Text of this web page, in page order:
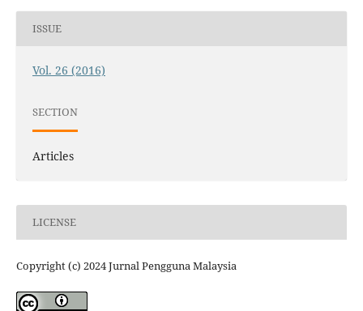
ISSUE
Vol. 26 (2016)
SECTION
Articles
LICENSE
Copyright (c) 2024 Jurnal Pengguna Malaysia